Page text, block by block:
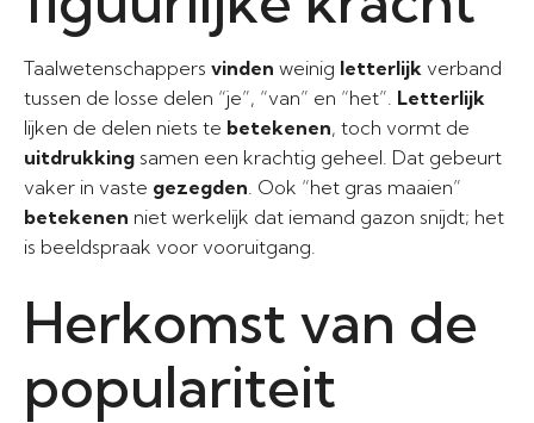
Taalwetenschappers vinden weinig letterlijk verband
tussen de losse delen “je”, “van” en “het”. Letterlijk
lijken de delen niets te betekenen, toch vormt de
uitdrukking samen een krachtig geheel. Dat gebeurt
vaker in vaste gezegden. Ook “het gras maaien”
betekenen niet werkelijk dat iemand gazon snijdt; het
is beeldspraak voor vooruitgang.
Herkomst van de
populariteit